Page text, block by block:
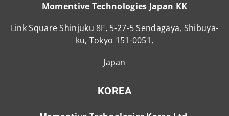
Momentive Technologies Japan KK
Link Square Shinjuku 8F, 5-27-5 Sendagaya, Shibuya-
ku, Tokyo 151-0051,
Japan
KOREA